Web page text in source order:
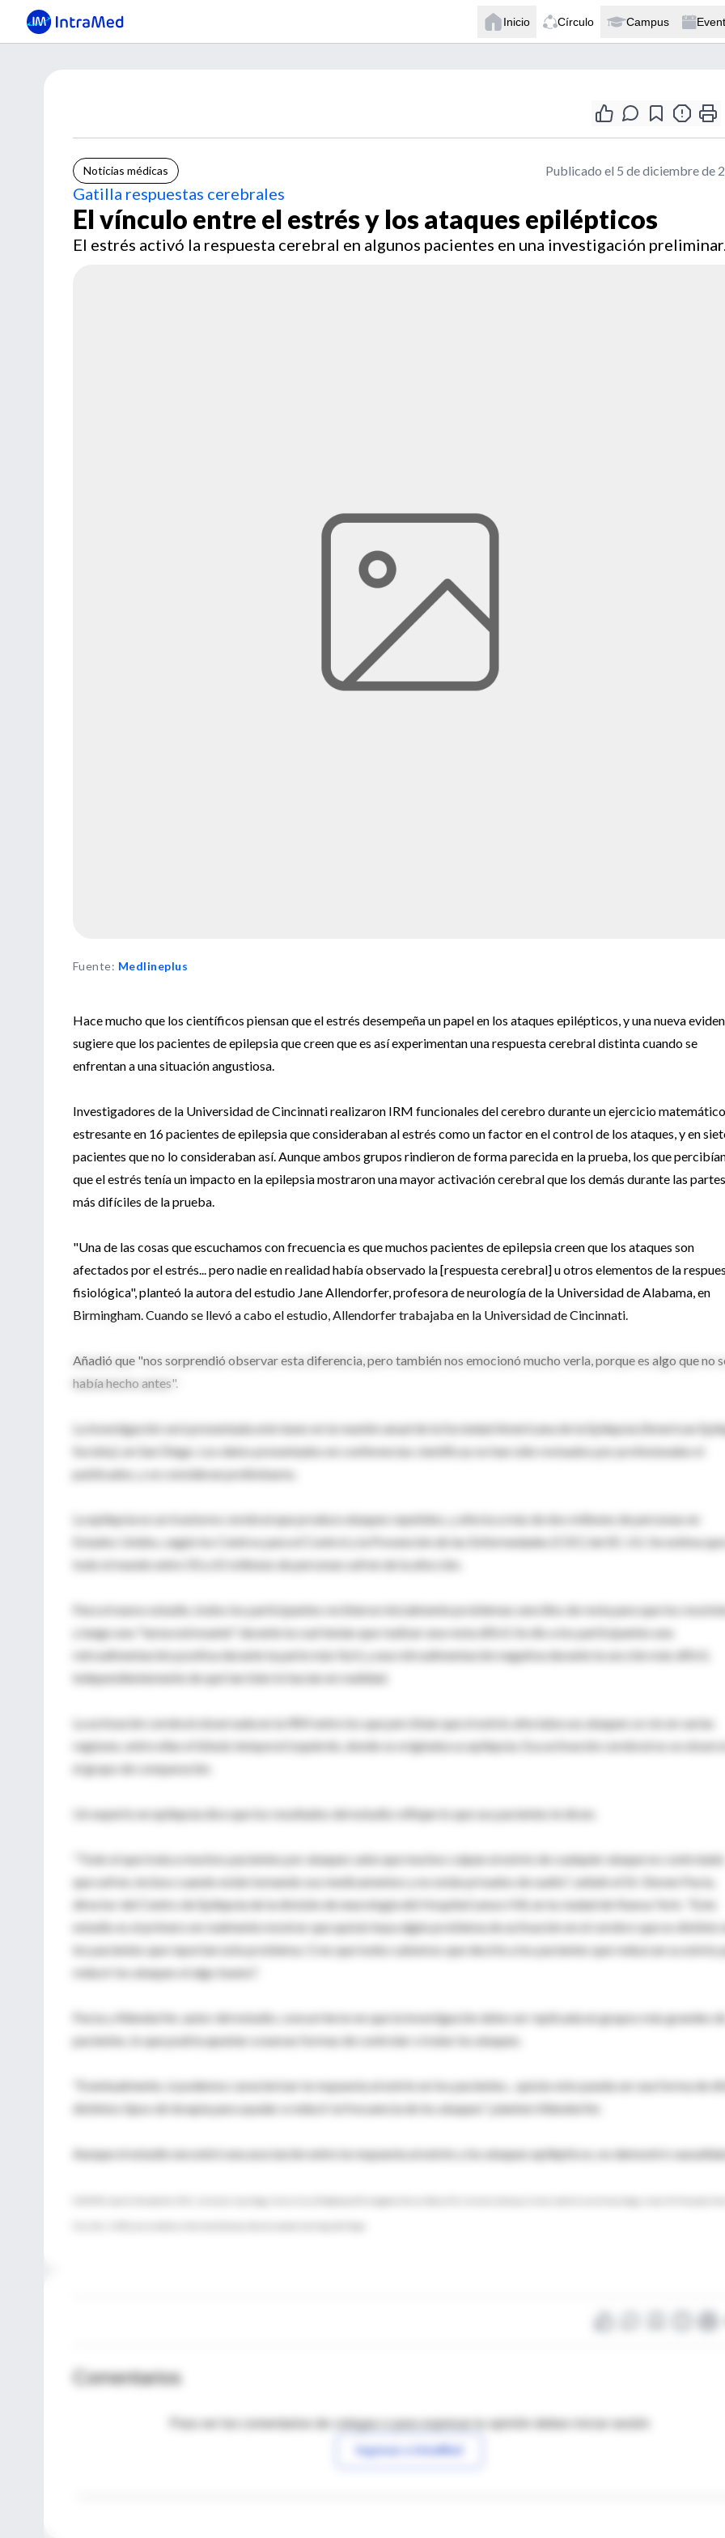
Inicio Círculo Campus
Noticias médicas Publicado el 5 de diciembre de
Gatilla respuestas cerebrales
El vínculo entre el estrés y los ataques epilépticos
El estrés activó la respuesta cerebral en algunos pacientes en una investigación
Fuente: Medlineplus
Hace mucho que los científicos piensan que el estrés desempeña un papel en los ataques epilépticos, y una nueva
sugiere que los pacientes de epilepsia que creen que es así experimentan una respuesta cerebral distinta cuando se
enfrentan a una situación angustiosa.
Investigadores de la Universidad de Cincinnati realizaron IRM funcionales del cerebro durante un ejercicio matemático
estresante en 16 pacientes de epilepsia que consideraban al estrés como un factor en el control de los ataques, y en
pacientes que no lo consideraban así. Aunque ambos grupos rindieron de forma parecida en la prueba, los que
que el estrés tenía un impacto en la epilepsia mostraron una mayor activación cerebral que los demás durante las partes
más difíciles de la prueba.
"Una de las cosas que escuchamos con frecuencia es que muchos pacientes de epilepsia creen que los ataques son
afectados por el estrés... pero nadie en realidad había observado la [respuesta cerebral] u otros elementos de la
fisiológica", planteó la autora del estudio Jane Allendorfer, profesora de neurología de la Universidad de Alabama, en
Birmingham. Cuando se llevó a cabo el estudio, Allendorfer trabajaba en la Universidad de Cincinnati.
Añadió que "nos sorprendió observar esta diferencia, pero también nos emocionó mucho verla, porque es algo que no
había hecho antes".
La investigación será presentada este lunes en la reunión anual de la Sociedad Americana de la Epilepsia (American
Society), en San Diego. Los datos presentados en conferencias científicas no han sido revisados por profesionales ni
publicados, y se consideran preliminares.
La epilepsia es un trastorno cerebral que produce ataques repetidos, y afecta a más de dos millones de personas en
Estados Unidos, según los Centros para el Control y la Prevención de las Enfermedades (CDC) de EE. UU. Se estima
todo el mundo entre 50 y 65 millones de personas sufren de la afección.
Para el nuevo estudio, todos los participantes recibieron inicialmente problemas sencillos de resta para que los
y luego una "tarea estresante" durante la cual tenían que realizar una resta difícil. Se dio a los participantes una
retroalimentación positiva durante la parte más fácil, y una retroalimentación negativa durante la sección más difícil,
independientemente de qué tan bien lo hacían en realidad.
La activación cerebral observada en la IRM entre los que percibían que el estrés afectaba sus ataques se vio en varias
regiones, entre ellas el lóbulo temporal izquierdo, donde se originaba su epilepsia. Esa activación cerebral no se
el grupo de comparación.
Un experto en epilepsia dice que los resultados del estudio reflejan lo que sus pacientes le dicen.
"Todo el que trata a muchos pacientes por ataques sabe que muchos culpan al estrés de cualquier ataque no controlado
que sufren, incluso cuando están tomando sus medicamentos y no están privados de sueño", señaló el Dr. Steven Pacia,
director del Centro de Epilepsia de la división de neurología del Hospital Lenox Hill, en la ciudad de Nueva York. "Este
estudio es el primero en realmente mostrar que quizás haya algún problema de activación en el cerebro que es distinto
los pacientes que reportan este problema. Creo que todos sabemos que decirle a los pacientes que reduzcan su estrés
reducir los ataques el algo bueno".
Pacia y Allendorfer, autor del estudio, concurrieron en que la investigación debe ser replicada en grupos más grandes
pacientes, lo que podría apuntar a nuevas formas de controlar o tratar los ataques.
"Eventualmente, si podemos caracterizar la respuesta al estrés en los pacientes... quizás esto pueda ser una forma de
distintos tipos de terapia para ayudar a reducir la frecuencia de los ataques", planteó Allendorfer.
Aunque el estudio encontró una asociación entre la respuesta al estrés y los ataques epilépticos, no demostró
Comentarios
Para ver los comentarios de colegas o para expresar tu opinión debes iniciar sesión
Ingresar a IntraMed